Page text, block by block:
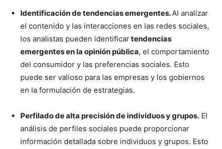
Identificación de tendencias emergentes.Al analizar
el contenido y las interacciones en las redes sociales,
los analistas pueden identificartendencias
emergentes en la opinión pública, el comportamiento
del consumidor y las preferencias sociales. Esto
puede ser valioso para las empresas y los gobiernos
en la formulación de estrategias.
Perfilado de alta precisión de individuos y grupos. El
análisis de perfiles sociales puede proporcionar
información detallada sobre individuos y grupos. Esto